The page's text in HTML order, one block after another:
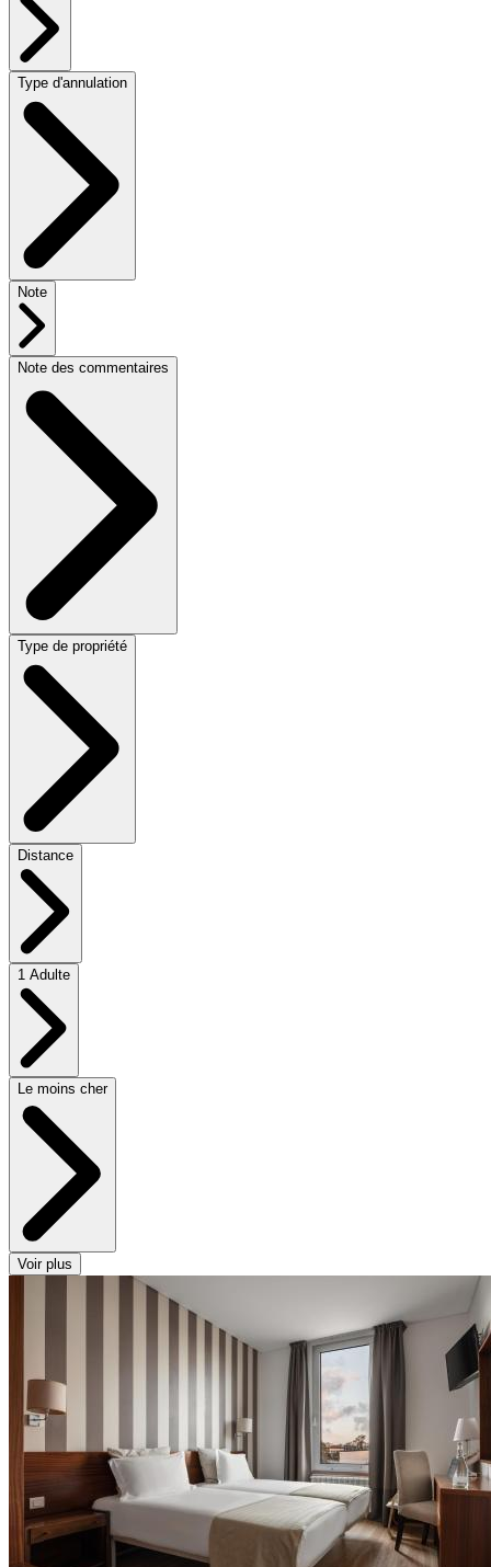
Type d'annulation
Note
Note des commentaires
Type de propriété
Distance
1 Adulte
Le moins cher
Voir plus